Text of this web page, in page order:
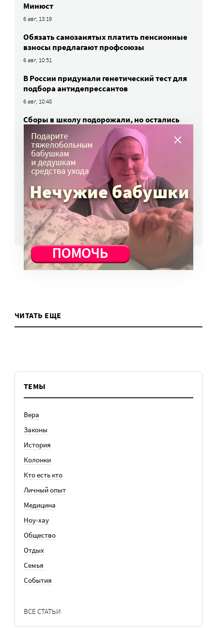
Минюст
6 авг, 13:19
Обязать самозанятых платить пенсионные
взносы предлагают профсоюзы
6 авг, 10:51
В России придумали генетический тест для
подбора антидепрессантов
6 авг, 10:48
Сборы в школу подорожали, но остались
5 авг, 17:37
Спортсмен впервые переплыл Балтику
и собрал почти 17 млн рублей для
онкобольных
5 авг, 17:30
ВСЕ НОВОСТИ
ЧИТАТЬ ЕЩЕ
ТЕМЫ
Вера
Законы
История
Колонки
Кто есть кто
Личный опыт
Медицина
Ноу-хау
Общество
Отдых
Семья
События
ВСЕ СТАТЬИ